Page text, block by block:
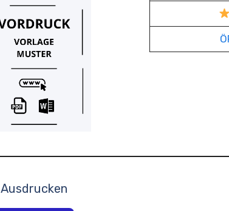
Ausdrucken